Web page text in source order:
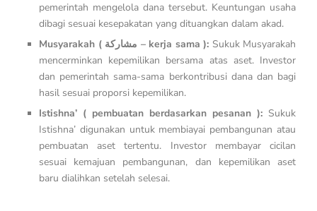
pemerintah mengelola dana tersebut. Keuntungan usaha
dibagi sesuai kesepakatan yang dituangkan dalam akad.
Musyarakah ( مشاركة – kerja sama ): Sukuk Musyarakah
mencerminkan kepemilikan bersama atas aset. Investor
dan pemerintah sama-sama berkontribusi dana dan bagi
hasil sesuai proporsi kepemilikan.
Istishna’ ( pembuatan berdasarkan pesanan ): Sukuk
Istishna’ digunakan untuk membiayai pembangunan atau
pembuatan aset tertentu. Investor membayar cicilan
sesuai kemajuan pembangunan, dan kepemilikan aset
baru dialihkan setelah selesai.